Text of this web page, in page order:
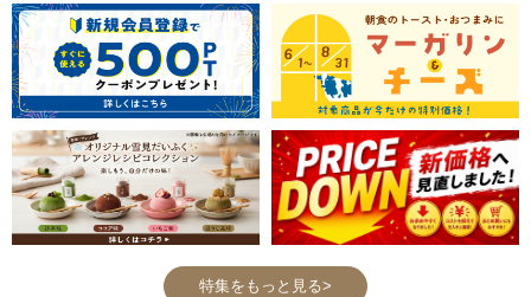
特集をもっと見る>